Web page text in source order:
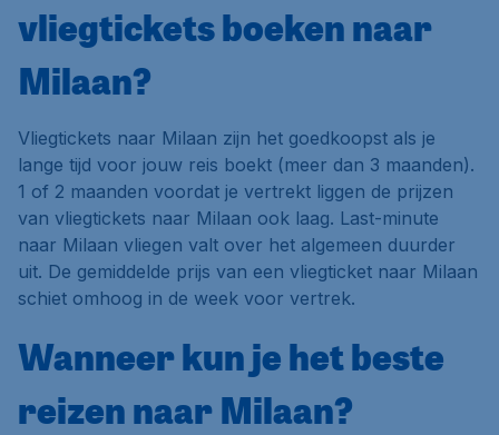
vliegtickets boeken naar
Milaan?
Vliegtickets naar Milaan zijn het goedkoopst als je
lange tijd voor jouw reis boekt (meer dan 3 maanden).
1 of 2 maanden voordat je vertrekt liggen de prijzen
van vliegtickets naar Milaan ook laag. Last-minute
naar Milaan vliegen valt over het algemeen duurder
uit. De gemiddelde prijs van een vliegticket naar Milaan
schiet omhoog in de week voor vertrek.
Wanneer kun je het beste
reizen naar Milaan?